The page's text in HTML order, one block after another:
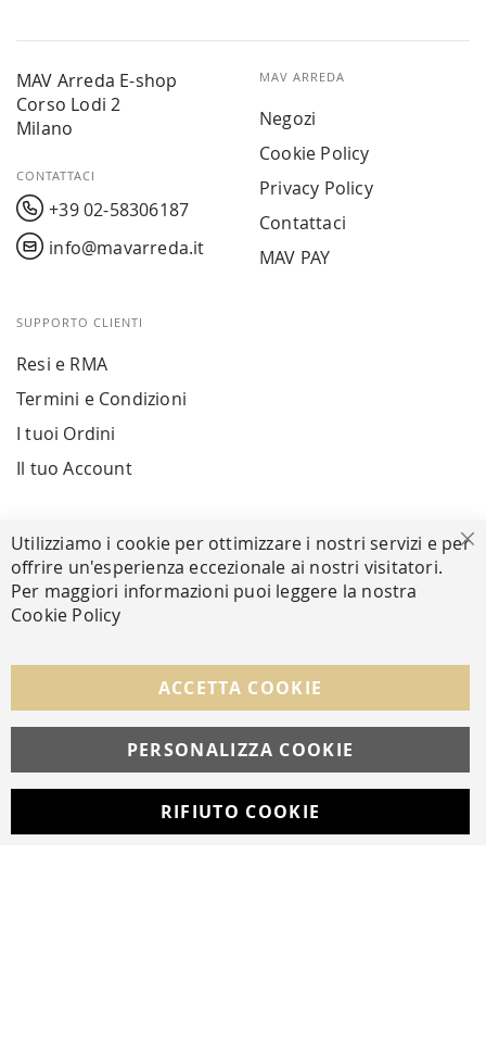
MAV Arreda E-shop
Corso Lodi 2
Milano
CONTATTACI
+39 02-58306187
info@mavarreda.it
MAV ARREDA
Negozi
Cookie Policy
Privacy Policy
Contattaci
MAV PAY
SUPPORTO CLIENTI
Resi e RMA
Termini e Condizioni
I tuoi Ordini
Il tuo Account
Facebook Instagram Whatsapp
© Copyright MAV Arreda s.r.l. | P.IVA IT05919160969
Via Galileo Galilei, 14 | Milano
Utilizziamo i cookie per ottimizzare i nostri servizi e per
offrire un'esperienza eccezionale ai nostri visitatori.
Per maggiori informazioni puoi leggere la nostra
Cookie Policy
ACCETTA COOKIE
PERSONALIZZA COOKIE
RIFIUTO COOKIE